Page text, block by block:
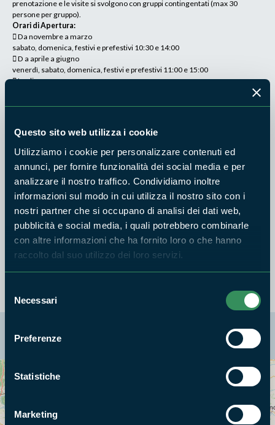
Questo sito web utilizza i cookie
Utilizziamo i cookie per personalizzare contenuti ed
annunci, per fornire funzionalità dei social media e per
analizzare il nostro traffico. Condividiamo inoltre
informazioni sul modo in cui utilizza il nostro sito con i
nostri partner che si occupano di analisi dei dati web,
pubblicità e social media, i quali potrebbero combinarle
con altre informazioni che ha fornito loro o che hanno
raccolto dal suo utilizzo dei loro servizi.
delNecessari
Preferenze
Statistiche
Marketing
prenotazione e le visite si svolgono con gruppi contingentati (max 30
persone per gruppo).
Orari di Apertura:
 Da novembre a marzo
sabato, domenica, festivi e prefestivi 10:30 e 14:00
 D a aprile a giugno
venerdì, sabato, domenica, festivi e prefestivi 11:00 e 15:00
 Luglio
venerdì, sabato, domenica, festivi e prefestivi 10:30 – 16:00
 Ottobre
sabato, domenica, festivi e prefestivi 10:30 e 15:00
Biglietto di ingresso:
 Biglietto intero (da 15 a 64 anni) 10,00 €
Biglietto ridotto (da 7 a 14 anni e over 65. Enti/Istituzioni convenzionate.
Possessori Card Sistema Museale Lago di Bolsena. Scuole e gruppi su
prenotazione) 8,00 €
 Biglietto gratuito (da 0 a 6 anni. Residenti del Comune di Acquapendente.
Un accompagnatore per ogni gruppo turistico) Il costo comprende il
biglietto di ingresso, il servizio di accompagnamento e l’uso di radioguide
con cuffiette individuali
La mappa di Parchilazio.it